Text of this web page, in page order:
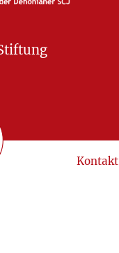
Kontakt